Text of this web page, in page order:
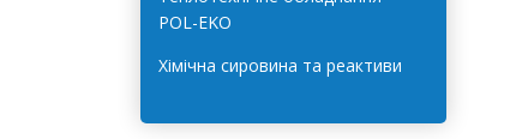
HYDROLAB
Теплотехнічне обладнання
Хімічна сировина та реактиви